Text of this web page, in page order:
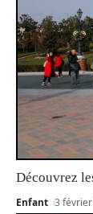
Découvrez
Enfant 3